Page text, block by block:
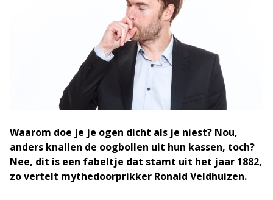
Waarom doe je je ogen dicht als je niest? Nou,
anders knallen de oogbollen uit hun kassen, toch?
Nee, dit is een fabeltje dat stamt uit het jaar 1882,
zo vertelt mythedoorprikker Ronald Veldhuizen.